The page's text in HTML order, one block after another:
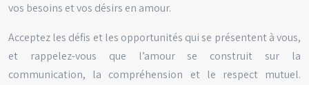
vos besoins et vos désirs en amour.
Acceptez les défis et les opportunités qui se présentent à vous,
et rappelez-vous que l’amour se construit sur la
communication, la compréhension et le respect mutuel.